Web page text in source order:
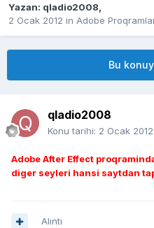
Yazan: qladio2008,
2 Ocak 2012 in Adobe
Bu
qladio2008
Konu tarihi: 2 Ocak 2012
Adobe After Effect
diger seyleri hansi saytdan
Alıntı